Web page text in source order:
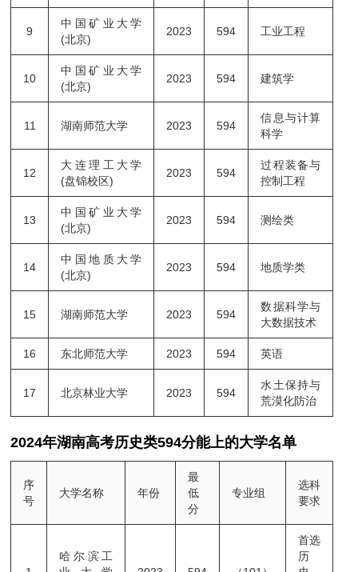
9
中国矿业大学
(北京)
2023 594 工业工程
10
中国矿业大学
(北京)
2023 594 建筑学
11 湖南师范大学 2023 594
信息与计算
科学
12
大连理工大学
(盘锦校区)
2023 594
过程装备与
控制工程
13
中国矿业大学
(北京)
2023 594 测绘类
14
中国地质大学
(北京)
2023 594 地质学类
15 湖南师范大学 2023 594
数据科学与
大数据技术
16 东北师范大学 2023 594 英语
17 北京林业大学 2023 594
水土保持与
荒漠化防治
2024年湖南高考历史类594分能上的大学名单
序
号
大学名称 年份
最
低
分
专业组
选科
要求
哈尔滨工
首选
历